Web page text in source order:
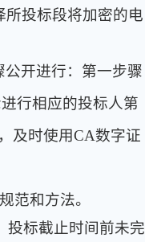
投标段将加密的电
公开进行：第一步骤
行相应的投标人第
及时使用CA数字证
范和方法。
投标截止时间前未完